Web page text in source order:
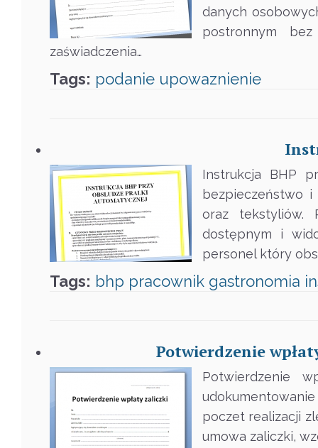
danych
postronnym
zaświadczenia…
Tags: podanie upowaznienie
Instrukcja BHP
bezpieczeństwo
oraz tekstyliów.
dostępnym i
personel który
Tags: bhp pracownik gastronomia
Potwierdzenie
Potwierdzenie
udokumentowanie
poczet realizacji
umowa zaliczki,